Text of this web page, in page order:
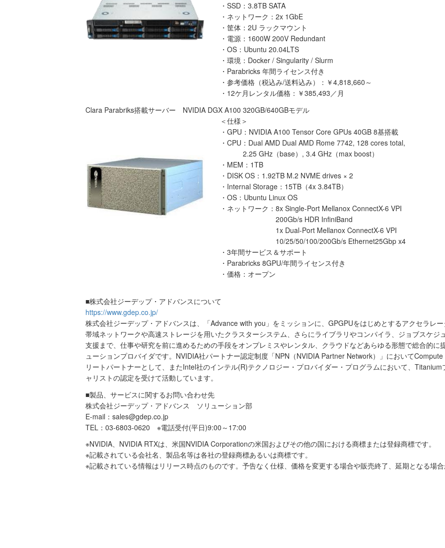
・SSD：3.8TB SATA
・ネットワーク：2x 1GbE
・筐体：2U ラックマウント
・電源：1600W 200V Redundant
・OS：Ubuntu 20.04LTS
・環境：Docker / Singularity / Slurm
・Parabricks 年間ライセンス付き
・参考価格（税込み/送料込み）：￥4,818,660～
・12ケ月レンタル価格：￥385,493／月
Clara Parabriks搭載サーバー NVIDIA DGX A100 320GB/640GBモデル
＜仕様＞
・GPU：NVIDIA A100 Tensor Core GPUs 40GB 8基搭載
・CPU：Dual AMD Dual AMD Rome 7742, 128 cores total,
2.25 GHz（base）, 3.4 GHz（max boost）
・MEM：1TB
・DISK OS：1.92TB M.2 NVME drives × 2
・Internal Storage：15TB（4x 3.84TB）
・OS：Ubuntu Linux OS
・ネットワーク：8x Single-Port Mellanox ConnectX-6 VPI
200Gb/s HDR InfiniBand
1x Dual-Port Mellanox ConnectX-6 VPI
10/25/50/100/200Gb/s Ethernet25Gbp x4
・3年間サービス＆サポート
・Parabricks 8GPU/年間ライセンス付き
・価格：オープン
■株式会社ジーデップ・アドバンスについて
https://www.gdep.co.jp/
株式会社ジーデップ・アドバンスは、「Advance with you」をミッションに、GPGPUをはじめとするアクセラレ
帯域ネットワークや高速ストレージを用いたクラスターシステム、さらにライブラリやコンパイラ、ジョブスケジ
支援まで、仕事や研究を前に進めるための手段をオンプレミスやレンタル、クラウドなどあらゆる形態で総合的に
ューションプロバイダです。NVIDIA社パートナー認定制度「NPN（NVIDIA Partner Network）」において
リートパートナーとして、またIntel社のインテル(R)テクノロジー・プロバイダー・プログラムにおいて、
ャリストの認定を受けて活動しています。
■製品、サービスに関するお問い合わせ先
株式会社ジーデップ・アドバンス ソリューション部
E-mail：sales@gdep.co.jp
TEL：03-6803-0620 ※電話受付(平日)9:00～17:00
※NVIDIA、NVIDIA RTXは、米国NVIDIA Corporationの米国およびその他の国における商標または登録商標です。
※記載されている会社名、製品名等は各社の登録商標あるいは商標です。
※記載されている情報はリリース時点のものです。予告なく仕様、価格を変更する場合や販売終了、延期となる場合